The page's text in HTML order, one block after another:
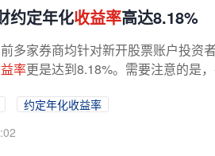
约定年化收益率高达8.18%
多家券商均针对新开股票账户投资
率更是达到8.18%。需要注意的是
约定年化收益率